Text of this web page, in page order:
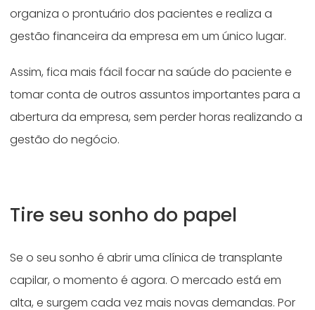
organiza o prontuário dos pacientes e realiza a
gestão financeira da empresa em um único lugar.
Assim, fica mais fácil focar na saúde do paciente e
tomar conta de outros assuntos importantes para a
abertura da empresa, sem perder horas realizando a
gestão do negócio.
Tire seu sonho do papel
Se o seu sonho é abrir uma clínica de transplante
capilar, o momento é agora. O mercado está em
alta, e surgem cada vez mais novas demandas. Por